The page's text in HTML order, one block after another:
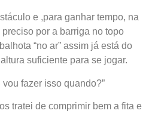
e ,para ganhar tempo, na
por a barriga no topo
“no ar” assim já está do
suficiente para se jogar.
fazer isso quando?”
tratei de comprimir bem a fita e